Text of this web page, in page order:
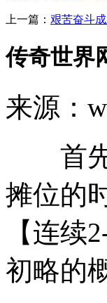
上一篇： 艰苦奋斗
传奇世界
来源：
首先
摊位的
【连
初略的